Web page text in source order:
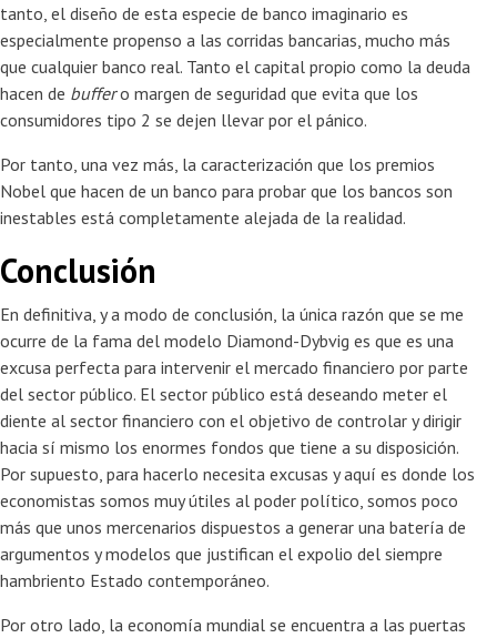
tanto, el diseño de esta especie de banco imaginario es
especialmente propenso a las corridas bancarias, mucho más
que cualquier banco real. Tanto el capital propio como la deuda
hacen de buffero margen de seguridad que evita que los
consumidores tipo 2 se dejen llevar por el pánico.
Por tanto, una vez más, la caracterización que los premios
Nobel que hacen de un banco para probar que los bancos son
inestables está completamente alejada de la realidad.
Conclusión
En definitiva, y a modo de conclusión, la única razón que se me
ocurre de la fama del modelo Diamond-Dybvig es que es una
excusa perfecta para intervenir el mercado financiero por parte
del sector público. El sector público está deseando meter el
diente al sector financiero con el objetivo de controlar y dirigir
hacia sí mismo los enormes fondos que tiene a su disposición.
Por supuesto, para hacerlo necesita excusas y aquí es donde los
economistas somos muy útiles al poder político, somos poco
más que unos mercenarios dispuestos a generar una batería de
argumentos y modelos que justifican el expolio del siempre
hambriento Estado contemporáneo.
Por otro lado, la economía mundial se encuentra a las puertas